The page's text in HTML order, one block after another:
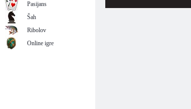
Pasijans
Šah
Ribolov
Online igre